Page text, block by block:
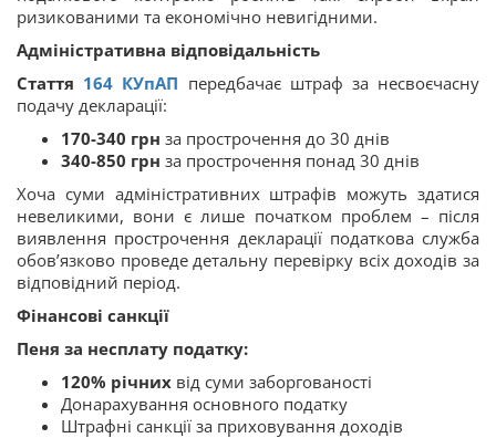
ризикованими та економічно невигідними.
Адміністративна відповідальність
Стаття 164 КУпАП передбачає штраф за несвоєчасну
подачу декларації:
170-340 грн за прострочення до 30 днів
340-850 грн за прострочення понад 30 днів
Хоча суми адміністративних штрафів можуть здатися
невеликими, вони є лише початком проблем – після
виявлення прострочення декларації податкова служба
обов’язково проведе детальну перевірку всіх доходів за
відповідний період.
Фінансові санкції
Пеня за несплату податку:
120% річних від суми заборгованості
Донарахування основного податку
Штрафні санкції за приховування доходів